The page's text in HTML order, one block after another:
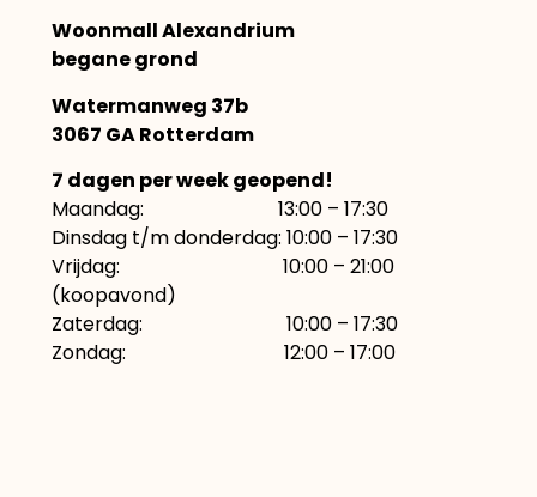
Woonmall Alexandrium
begane grond
Watermanweg 37b
3067 GA Rotterdam
7 dagen per week geopend!
Maandag: 13:00 – 17:30
Dinsdag t/m donderdag: 10:00 – 17:30
Vrijdag: 10:00 – 21:00
(koopavond)
Zaterdag: 10:00 – 17:30
Zondag: 12:00 – 17:00